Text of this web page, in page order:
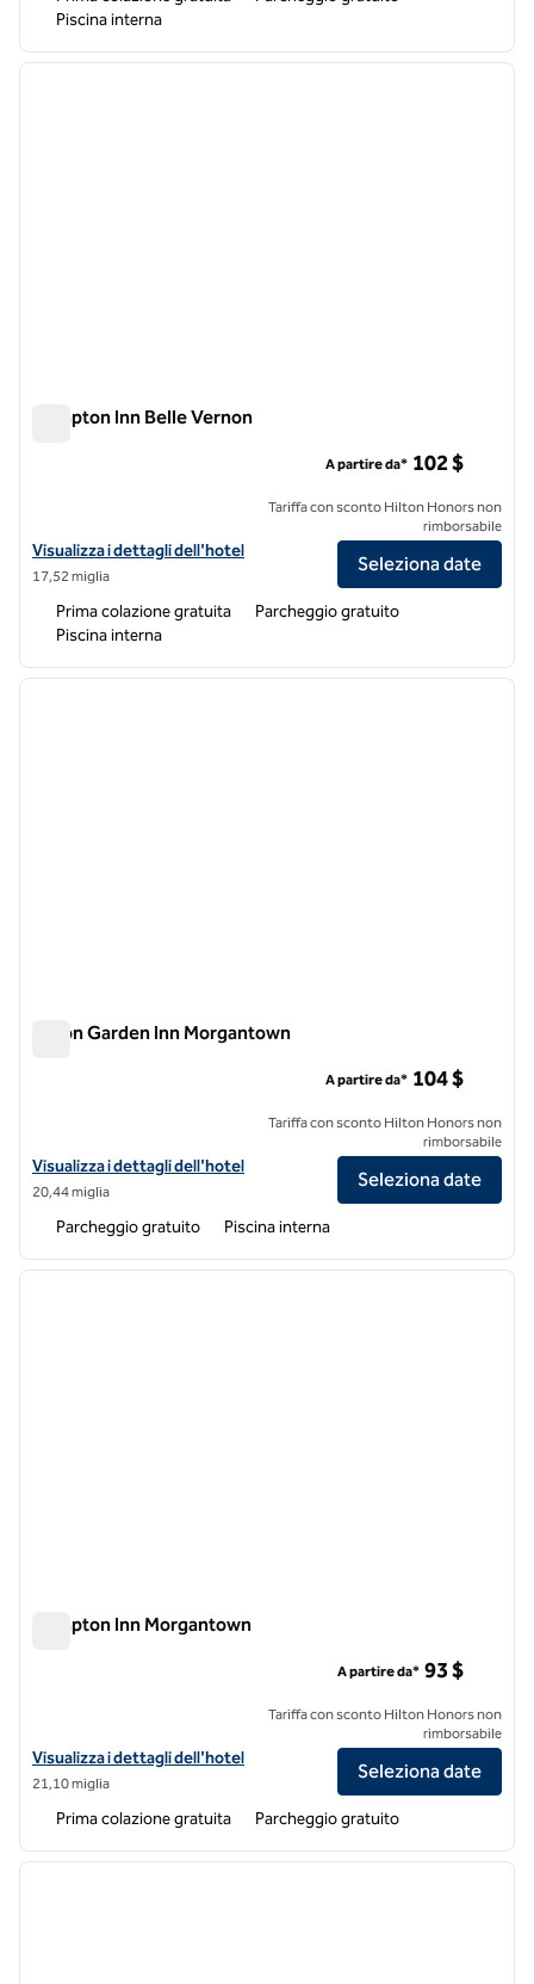
Piscina interna
Hampton Inn Belle Vernon
Visualizza i dettagli dell'hotel Hampton Inn Belle Vernon
Visualizza i dettagli dell'hotel
17,52 miglia
A partire da* 102 $
Tariffa con sconto Hilton Honors non
rimborsabile
Seleziona date
Prima colazione gratuita
Parcheggio gratuito
Piscina interna
1 di 12
Hilton Garden Inn Morgantown
Visualizza i dettagli dell'hotel Hilton Garden Inn Morgantown
Visualizza i dettagli dell'hotel
20,44 miglia
A partire da* 104 $
Tariffa con sconto Hilton Honors non
rimborsabile
Seleziona date
Parcheggio gratuito Piscina interna
1 di 12
Hampton Inn Morgantown
Visualizza i dettagli dell'hotel Hampton Inn Morgantown
Visualizza i dettagli dell'hotel
21,10 miglia
A partire da* 93 $
Tariffa con sconto Hilton Honors non
rimborsabile
Seleziona date
Prima colazione gratuita Parcheggio gratuito
1 di 12